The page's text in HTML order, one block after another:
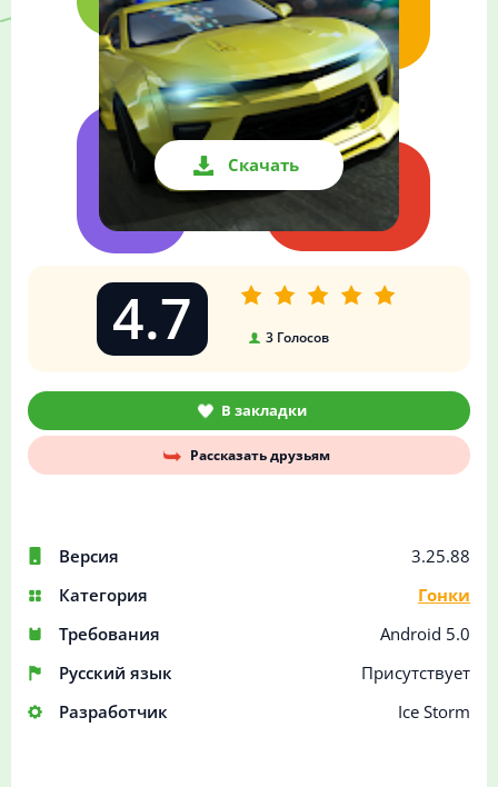
Скачать
Версия
3.25.88
Категория
Гонки
Требования
Android 5.0
Русский язык
Присутствует
Разработчик
Ice Storm
4.7 3Голосов
В закладки
Рассказать друзьям